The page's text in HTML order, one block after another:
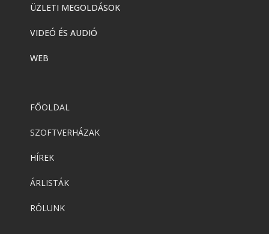
ÜZLETI MEGOLDÁSOK
VIDEÓ ÉS AUDIÓ
WEB
FŐOLDAL
SZOFTVERHÁZAK
HÍREK
ÁRLISTÁK
RÓLUNK